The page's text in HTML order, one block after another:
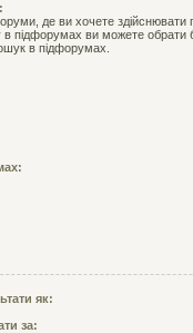
де ви хочете здійснювати
підфорумах ви можете обрати
в підфорумах.
як:
за: